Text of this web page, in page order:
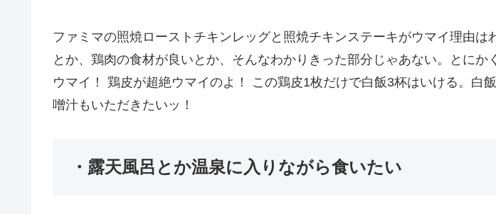
ファミマの照焼ローストチキンレッグと照焼チキンステーキがウマイ理由は
とか、鶏肉の食材が良いとか、そんなわかりきった部分じゃあない。とにか
ウマイ！ 鶏皮が超絶ウマイのよ！ この鶏皮1枚だけで白飯3杯はいける。白
噌汁もいただきたいッ！
・露天風呂とか温泉に入りながら食いたい